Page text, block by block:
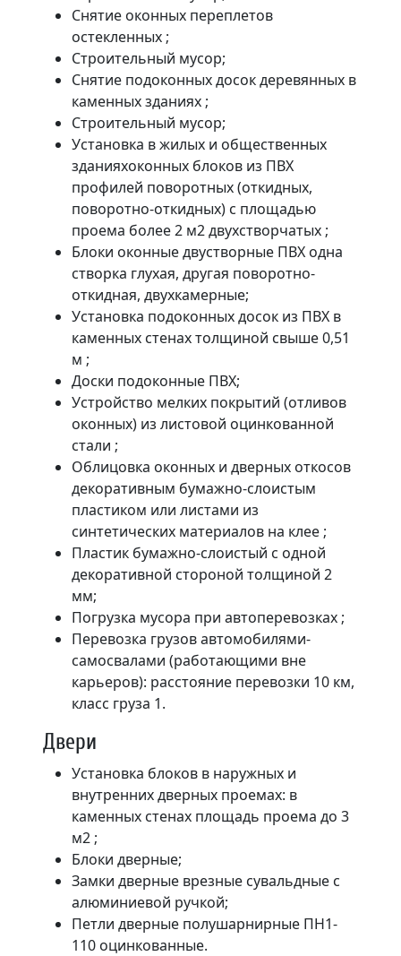
Снятие оконных переплетов
остекленных ;
Строительный мусор;
Снятие подоконных досок деревянных в
каменных зданиях ;
Строительный мусор;
Установка в жилых и общественных
зданияхоконных блоков из ПВХ
профилей поворотных (откидных,
поворотно-откидных) с площадью
проема более 2 м2 двухстворчатых ;
Блоки оконные двустворные ПВХ одна
створка глухая, другая поворотно-
откидная, двухкамерные;
Установка подоконных досок из ПВХ в
каменных стенах толщиной свыше 0,51
м ;
Доски подоконные ПВХ;
Устройство мелких покрытий (отливов
оконных) из листовой оцинкованной
стали ;
Облицовка оконных и дверных откосов
декоративным бумажно-слоистым
пластиком или листами из
синтетических материалов на клее ;
Пластик бумажно-слоистый с одной
декоративной стороной толщиной 2
мм;
Погрузка мусора при автоперевозках ;
Перевозка грузов автомобилями-
самосвалами (работающими вне
карьеров): расстояние перевозки 10 км,
класс груза 1.
Двери
Установка блоков в наружных и
внутренних дверных проемах: в
каменных стенах площадь проема до 3
м2 ;
Блоки дверные;
Замки дверные врезные сувальдные с
алюминиевой ручкой;
Петли дверные полушарнирные ПН1-
110 оцинкованные.